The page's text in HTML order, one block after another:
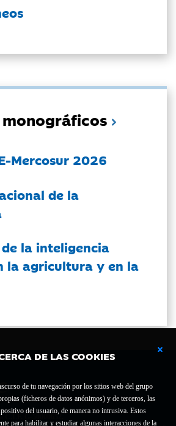
DE LAS COOKIES
de tu navegación por los sitios web del grupo
(ficheros de datos anónimos) y de terceros, las
del usuario, de manera no intrusiva. Estos
para habilitar y estudiar algunas interacciones de la
Mercosur 2026
de la
la inteligencia
la agricultura y en la
G-50000652.